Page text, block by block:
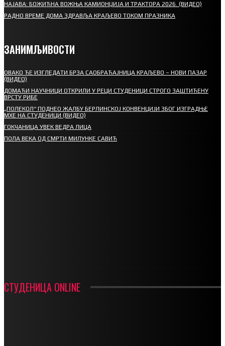
НАЈАВА: БОЖИЋНА ВОЖЊА КАМИОНЏИЈА И ТРАКТОРА 2026. (ВИДЕО)
РАДНО ВРЕМЕ ДОМА ЗДРАВЉА КРАЉЕВО ТОКОМ ПРАЗНИКА
ЗАНИМЉИВОСТИ
ОВАКО ЋЕ ИЗГЛЕДАТИ БРЗА САОБРАЋАЈНИЦА КРАЉЕВО – НОВИ ПАЗАР
(ВИДЕО)
ДОМАЋИ НАУЧНИЦИ ОТКРИЛИ У РЕЦИ СТУДЕНИЦИ СТРОГО ЗАШТИЋЕНУ
ВРСТУ РИБЕ
„ПОЛЕКОЛ“ ПОДНЕО ЖАЛБУ БЕРЛИНСКОЈ КОНВЕНЦИЈИ ЗБОГ ИЗГРАДЊЕ
МХЕ НА СТУДЕНИЦИ (ВИДЕО)
ГОКЧАНИЦА УВЕК ВЕДРА ЛИЦА
ПОЛА ВЕКА ОД СМРТИ МИЛУНКЕ САВИЋ
СТУДЕНИЦА ONLINE